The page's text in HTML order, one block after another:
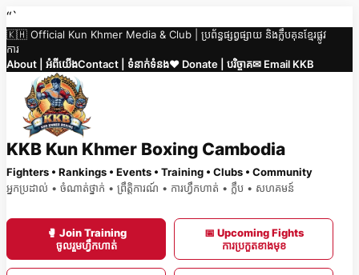
Skip
to
content
“`
🇰🇭 Official Kun Khmer Media & Club | ប្រព័ន្ធផ្សព្វផ្សាយ និងក្លឹបគុនខ្មែរផ្លូវ
ការ
About | អំពីយើងContact | ទំនាក់ទំនង❤️ Donate | បរិច្ចាគ✉ Email KKB
KKB Kun Khmer Boxing Cambodia
Fighters • Rankings • Events • Training • Clubs • Community
អ្នកប្រដាល់ • ចំណាត់ថ្នាក់ • ព្រឹត្តិការណ៍ • ការហ្វឹកហាត់ • ក្លឹប • សហគមន៍
🥊 Join Training
ចូលរួមហ្វឹកហាត់
📅 Upcoming Fights
ការប្រកួតខាងមុខ